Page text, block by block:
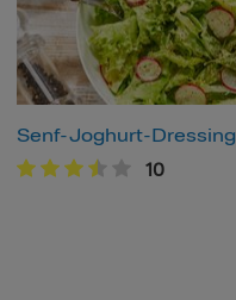
Senf-Joghurt-Dressing
10